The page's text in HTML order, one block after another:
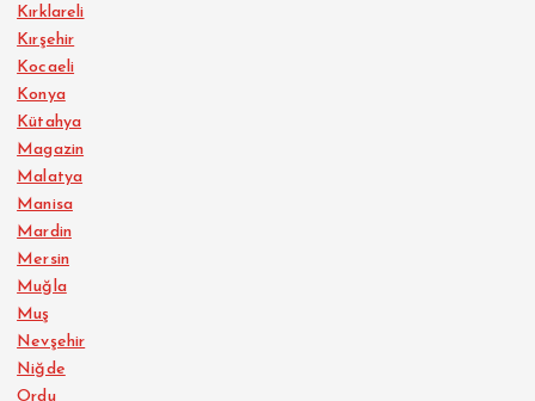
Kırklareli
Kırşehir
Kocaeli
Konya
Kütahya
Magazin
Malatya
Manisa
Mardin
Mersin
Muğla
Muş
Nevşehir
Niğde
Ordu